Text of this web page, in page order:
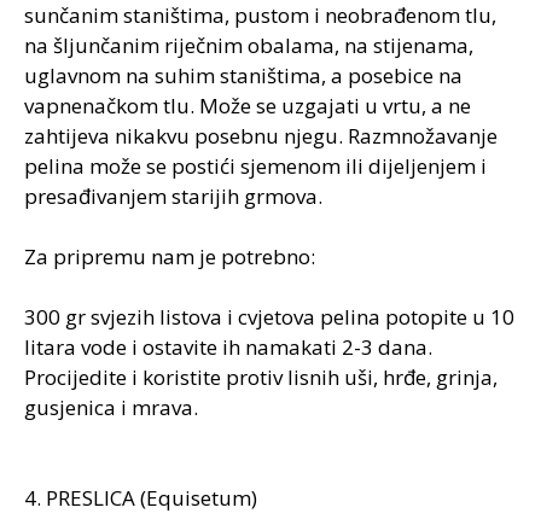
sunčanim staništima, pustom i neobrađenom tlu,
na šljunčanim riječnim obalama, na stijenama,
uglavnom na suhim staništima, a posebice na
vapnenačkom tlu. Može se uzgajati u vrtu, a ne
zahtijeva nikakvu posebnu njegu. Razmnožavanje
pelina može se postići sjemenom ili dijeljenjem i
presađivanjem starijih grmova.
Za pripremu nam je potrebno:
300 gr svjezih listova i cvjetova pelina potopite u 10
litara vode i ostavite ih namakati 2-3 dana.
Procijedite i koristite protiv lisnih uši, hrđe, grinja,
gusjenica i mrava.
4. PRESLICA (Equisetum)